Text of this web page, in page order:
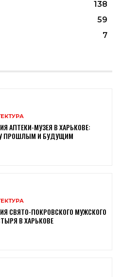
138
59
7
АПТЕКИ-МУЗЕЯ В ХАРЬКОВЕ:
ПРОШЛЫМ И БУДУЩИМ
СВЯТО-ПОКРОВСКОГО МУЖСКОГО
В ХАРЬКОВЕ